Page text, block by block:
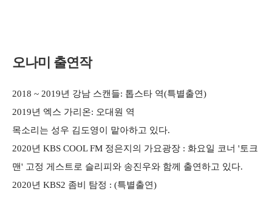
오나미 출연작
2018 ~ 2019년 강남 스캔들: 톱스타 역(특별출연)
2019년 엑스 가리온: 오대원 역
목소리는 성우 김도영이 맡아하고 있다.
2020년 KBS COOL FM 정은지의 가요광장 : 화요일 코너 '토크
맨' 고정 게스트로 슬리피와 송진우와 함께 출연하고 있다.
2020년 KBS2 좀비 탐정 : (특별출연)